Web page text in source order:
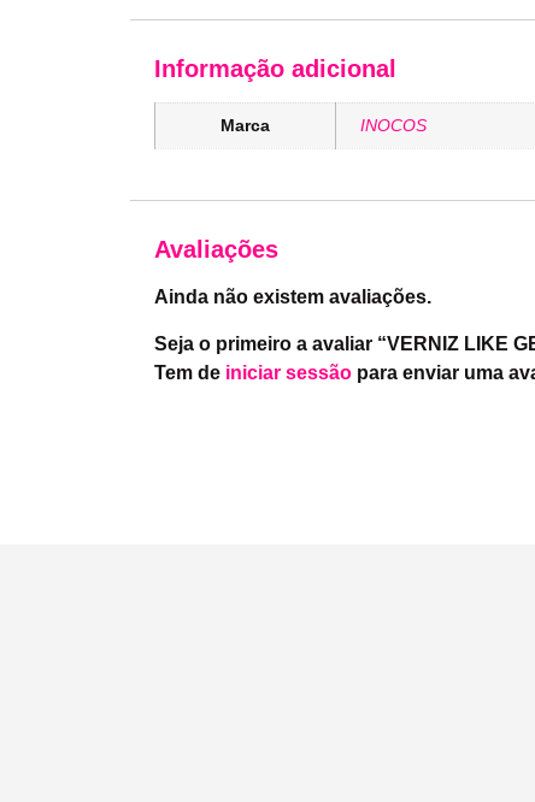
Informação adicional
Marca INOCOS
Avaliações
Ainda não existem avaliações.
Seja o primeiro a avaliar “VERNIZ LIKE
Tem de iniciar sessãopara enviar uma